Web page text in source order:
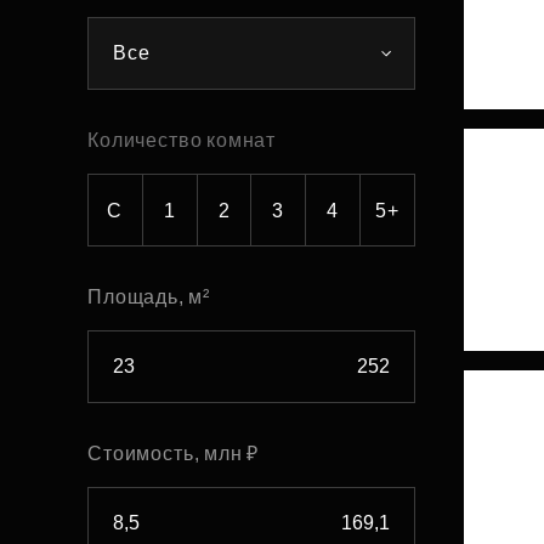
Все
Количество комнат
С 1 2 3 4 5+
Площадь, м²
Стоимость, млн ₽